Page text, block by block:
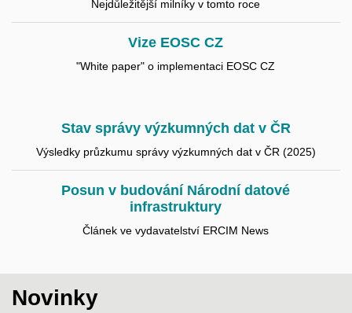
Nejdůležitější milníky v tomto roce
Vize EOSC CZ
"White paper" o implementaci EOSC CZ
Stav správy výzkumných dat v ČR
Výsledky průzkumu správy výzkumných dat v ČR (2025)
Posun v budování Národní datové
infrastruktury
Článek ve vydavatelství ERCIM News
Novinky